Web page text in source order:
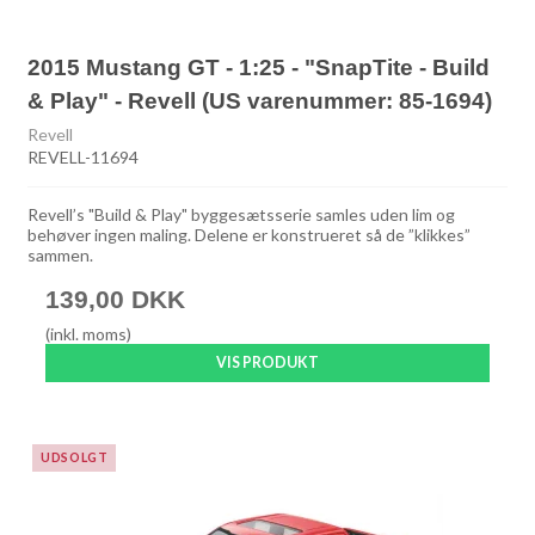
2015 Mustang GT - 1:25 - "SnapTite - Build
& Play" - Revell (US varenummer: 85-1694)
Revell
REVELL-11694
Revell’s "Build & Play" byggesætsserie samles uden lim og
behøver ingen maling. Delene er konstrueret så de ”klikkes”
sammen.
139,00 DKK
(inkl. moms)
VIS PRODUKT
UDSOLGT